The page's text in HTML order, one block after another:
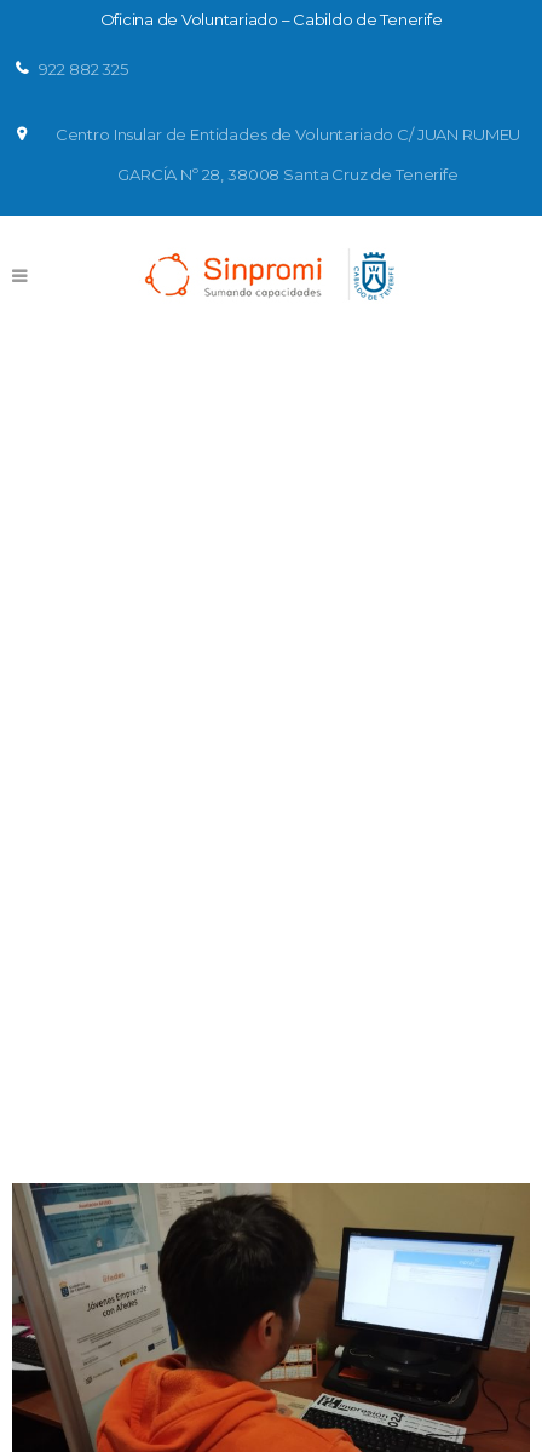
Oficina de Voluntariado – Cabildo de Tenerife
922 882 325
Centro Insular de Entidades de Voluntariado C/ JUAN RUMEU
GARCÍA Nº 28, 38008 Santa Cruz de Tenerife